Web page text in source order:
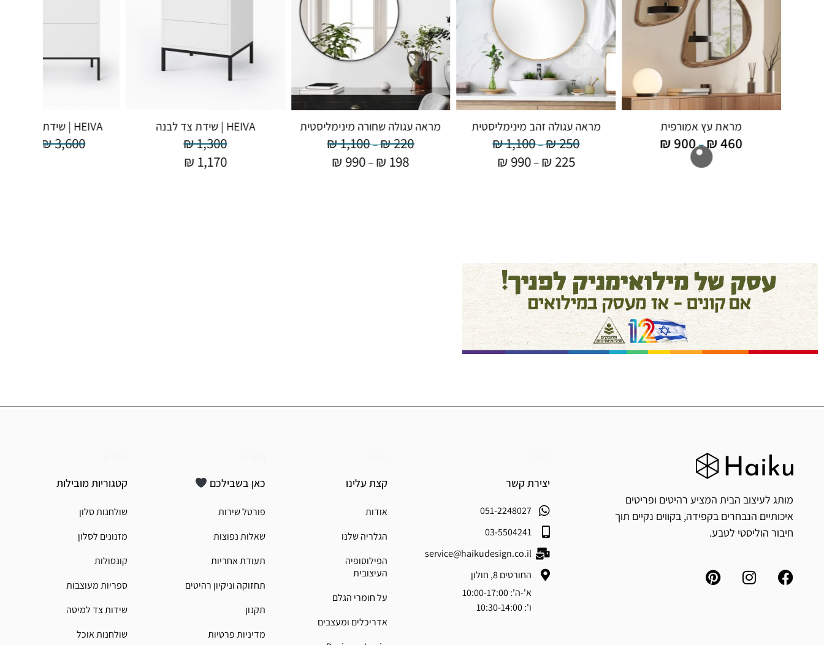
מראת עץ אמורפית
₪460
–
₪ 900
מראה עגולה זהב מינימליסטית
₪250
–
₪1,100
₪225
–
₪990
מראה עגולה שחורה מינימליסטית
₪220
–
₪1,100
₪ 198
–
₪ 990
HEIVA | שידת צד לבנה
₪1,300
₪1,170
HEIVA | שידת אחסון מעוצבת
₪3,600
מותג לעיצוב הבית המציע רהיטים ופריטים
איכותיים הנבחרים בקפידה, בקווים נקיים תוך
חיבור הוליסטי לטבע.
יצירת קשר
051-2248027
03-5504241
service@haikudesign.co.il
החורטים 8, חולון
א'-ה': 10:00-17:00
ו': 10:30-14:00
קצת עלינו
אודות
הגלריה שלנו
הפילוסופיה
העיצובית
על חומרי הגלם
אדריכלים ומעצבים
כאן בשבילכם
פורטל שירות
שאלות נפוצות
תעודת אחריות
תחזוקה וניקיון רהיטים
תקנון
מדיניות פרטיות
קטגוריות מובילות
שולחנות סלון
מזנונים לסלון
קונסולות
ספריות מעוצבות
שידות צד למיטה
שולחנות אוכל